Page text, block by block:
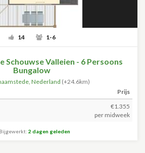
14 1-6
Schouwse Valleien - 6 Persoons
Bungalow
, Nederland (+24.6km)
Prijs
€1.355
per midweek
Bijgewerkt: 2 dagen geleden